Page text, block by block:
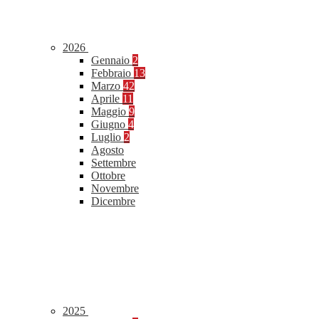
2026
Gennaio 2
Febbraio 13
Marzo 42
Aprile 11
Maggio 9
Giugno 4
Luglio 2
Agosto
Settembre
Ottobre
Novembre
Dicembre
2025